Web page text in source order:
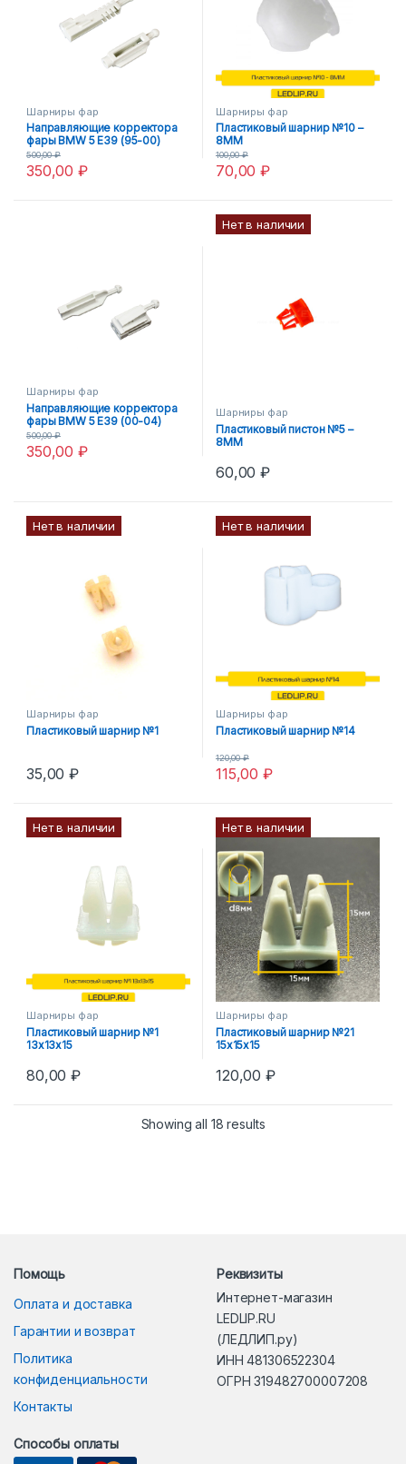
Шарниры фар
Направляющие корректора
фары BMW 5 E39 (95-00)
350,00₽
500,00₽
Шарниры фар
Пластиковый шарнир №10 –
8MM
70,00₽
100,00₽
Шарниры фар
Направляющие корректора
фары BMW 5 E39 (00-04)
350,00₽
500,00₽
Нет в наличии
Шарниры фар
Пластиковый пистон №5 –
8MM
60,00₽
Нет в наличии
Шарниры фар
Пластиковый шарнир №1
35,00₽
Нет в наличии
Шарниры фар
Пластиковый шарнир №14
115,00₽
120,00₽
Нет в наличии
Шарниры фар
Пластиковый шарнир №1
13x13x15
80,00₽
Нет в наличии
Шарниры фар
Пластиковый шарнир №21
15x15x15
120,00₽
Showing all 18 results
Помощь
Оплата и доставка
Гарантии и возврат
Политика
конфиденциальности
Контакты
Реквизиты
Интернет-магазин
LEDLIP.RU
(ЛЕДЛИП.ру)
ИНН 481306522304
ОГРН 319482700007208
Способы оплаты